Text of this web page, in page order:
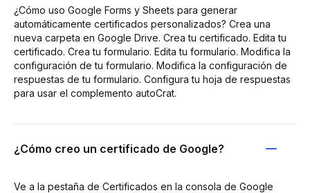
¿Cómo uso Google Forms y Sheets para generar
automáticamente certificados personalizados? Crea una
nueva carpeta en Google Drive. Crea tu certificado. Edita tu
certificado. Crea tu formulario. Edita tu formulario. Modifica la
configuración de tu formulario. Modifica la configuración de
respuestas de tu formulario. Configura tu hoja de respuestas
para usar el complemento autoCrat.
¿Cómo creo un certificado de Google?
Ve a la pestaña de Certificados en la consola de Google